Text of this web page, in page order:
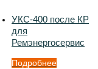
УКС-400 после КР
для
Ремэнергосервис
Подробнее